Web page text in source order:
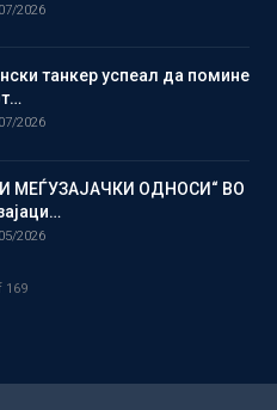
2026
танкер успеал да помине
2026
МЕЃУЗАЈАЧКИ ОДНОСИ“ ВО
2026
169